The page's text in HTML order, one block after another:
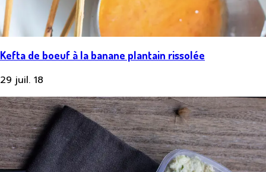
Kefta de boeuf à la banane plantain rissolée
29 juil. 18